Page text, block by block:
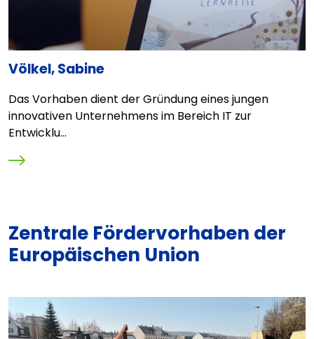
Völkel, Sabine
Das Vorhaben dient der Gründung eines jungen
innovativen Unternehmens im Bereich IT zur
Entwicklu...
Zentrale Fördervorhaben der
Europäischen Union